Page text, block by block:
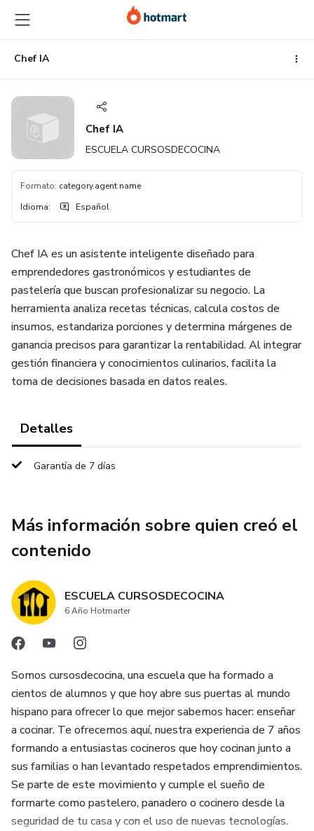
contenido
principal
la
página
de
pie
página
Chef IA
Chef IA
ESCUELA CURSOSDECOCINA
Formato: category.agent.name
Idioma: Español
Chef IA es un asistente inteligente diseñado para
emprendedores gastronómicos y estudiantes de
pastelería que buscan profesionalizar su negocio. La
herramienta analiza recetas técnicas, calcula costos de
insumos, estandariza porciones y determina márgenes de
ganancia precisos para garantizar la rentabilidad. Al integrar
gestión financiera y conocimientos culinarios, facilita la
toma de decisiones basada en datos reales.
Detalles
Garantía de 7 días
Más información sobre quien creó el
contenido
ESCUELA CURSOSDECOCINA
6 Año Hotmarter
Somos cursosdecocina, una escuela que ha formado a
cientos de alumnos y que hoy abre sus puertas al mundo
hispano para ofrecer lo que mejor sabemos hacer: enseñar
a cocinar. Te ofrecemos aquí, nuestra experiencia de 7 años
formando a entusiastas cocineros que hoy cocinan junto a
sus familias o han levantado respetados emprendimientos.
Se parte de este movimiento y cumple el sueño de
formarte como pastelero, panadero o cocinero desde la
seguridad de tu casa y con el uso de nuevas tecnologías.